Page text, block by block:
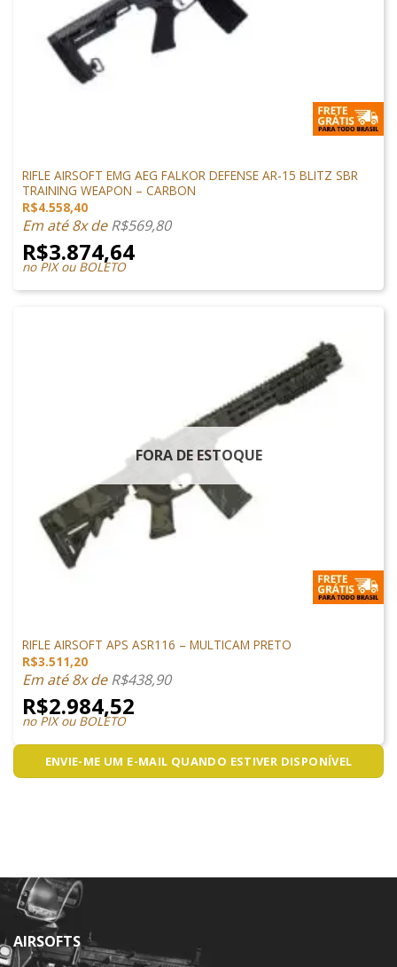
RIFLE AIRSOFT EMG AEG FALKOR DEFENSE AR-15 BLITZ SBR
TRAINING WEAPON – CARBON
R$4.558,40
Em até 8x deR$569,80
R$3.874,64
no PIX ou BOLETO
FORA DE ESTOQUE
RIFLE AIRSOFT APS ASR116 – MULTICAM PRETO
R$3.511,20
Em até 8x deR$438,90
R$2.984,52
no PIX ou BOLETO
ENVIE-ME UM E-MAIL QUANDO ESTIVER DISPONÍVEL
AIRSOFTS